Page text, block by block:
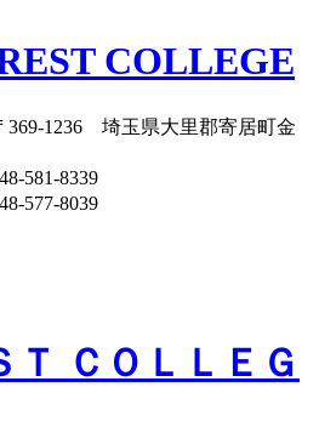
COLLEGE
1236 埼玉県大里郡寄居町金
581-8339
577-8039
Ｔ ＣＯＬＬＥＧ